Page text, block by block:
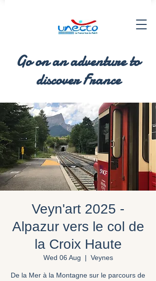
Go on an adventure to
discover France
Veyn'art 2025 -
Alpazur vers le col de
la Croix Haute
Wed 06 Aug
  |
Veynes
De la Mer à la Montagne sur le parcours de